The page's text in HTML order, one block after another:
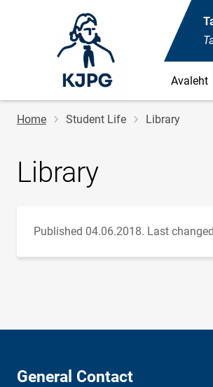
Avaleht
Breadcrumb
Home Student Life Library
Library
Published 04.06.2018. Last
General Contact